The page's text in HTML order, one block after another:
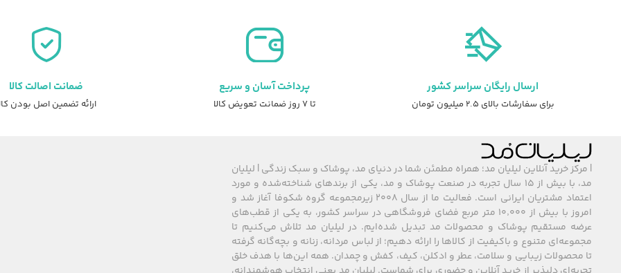
ارسال رایگان سراسر کشور
برای سفارشات بالای ۲.۵ میلیون تومان
پرداخت آسان و سریع
تا ۷ روز ضمانت تعویض کالا
ضمانت اصالت کالا
ارائه تضمین اصل بودن
| مرکز خرید آنلاین لیلیان مد؛ همراه مطمئن شما در دنیای مد، پوشاک و سبک زندگی | لیلیان
مد، با بیش از ۱۵ سال تجربه در صنعت پوشاک و مد، یکی از برندهای شناخته‌شده و مورد
اعتماد مشتریان ایرانی است. فعالیت ما از سال ۲۰۰۸ زیرمجموعه گروه شکوفا آغاز شد و
امروز با بیش از ۱۰٬۰۰۰ متر مربع فضای فروشگاهی در سراسر کشور، به یکی از قطب‌های
عرضه مستقیم پوشاک و محصولات مد تبدیل شده‌ایم. در لیلیان مد تلاش می‌کنیم تا
مجموعه‌ای متنوع و باکیفیت از کالاها را ارائه دهیم؛ از لباس مردانه، زنانه و بچه‌گانه گرفته
تا محصولات زیبایی و سلامت، عطر و ادکلن، کیف، کفش و چمدان. همه این‌ها با هدف خلق